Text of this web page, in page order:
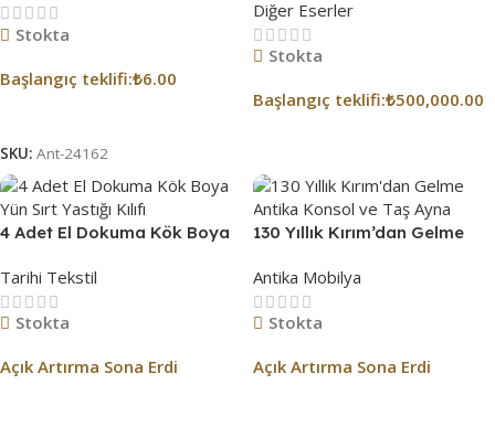
Stokta
Başlangıç ​​teklifi:₺6.00
SKU: Ant-24162
Diğer Eserler
Stokta
Başlangıç ​​teklifi:₺500,000.00
4 Adet El Dokuma Kök Boya
Tarihi Tekstil
Stokta
Açık Artırma Sona Erdi
130 Yıllık Kırım’dan Gelme
Antika Mobilya
Stokta
Açık Artırma Sona Erdi